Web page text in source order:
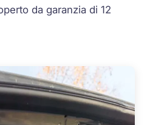
da garanzia di 12